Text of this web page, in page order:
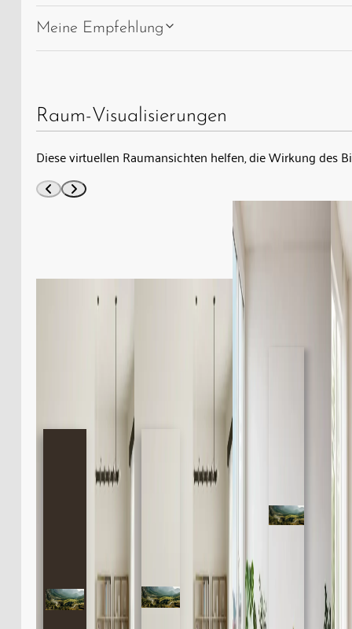
Meine Empfehlung
Raum-Visualisierungen
Diese virtuellen Raumansichten helfen, die Wirkung des